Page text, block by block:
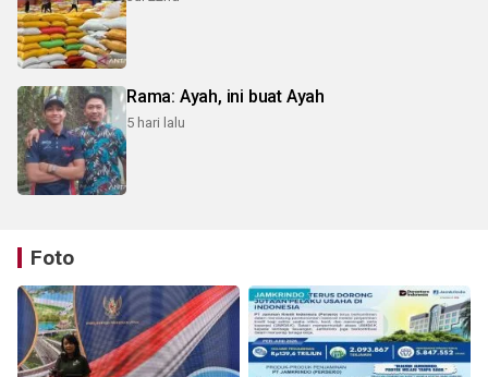
Rama: Ayah, ini buat Ayah
5 hari lalu
Foto